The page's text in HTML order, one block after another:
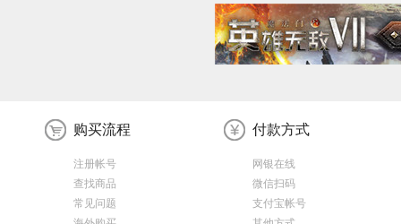
购买流程
注册帐号
查找商品
常见问题
付款方式
网银在线
微信扫码
支付宝帐号